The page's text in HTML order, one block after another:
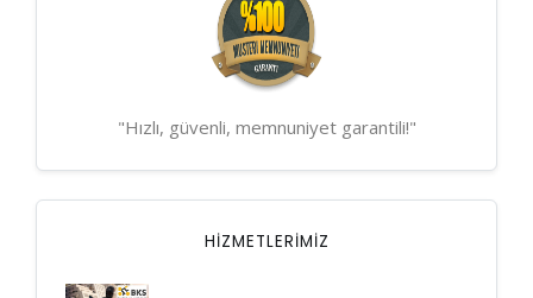
"Hızlı, güvenli, memnuniyet garantili!"
HIZMETLERIMIZ